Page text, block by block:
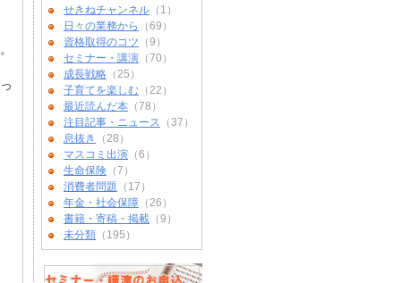
せきねチャンネル （1）
日々の業務から
（69）
資格取得のコツ （9）
セミナー・講演 （70）
成長戦略 （25）
子育てを楽しむ （22）
最近読んだ本 （78）
注目記事・ニュース
（37）
息抜き
（28）
マスコミ出演 （6）
生命保険 （7）
消費者問題
（17）
年金・社会保障 （26）
書籍・寄稿・掲載 （9）
未分類 （195）